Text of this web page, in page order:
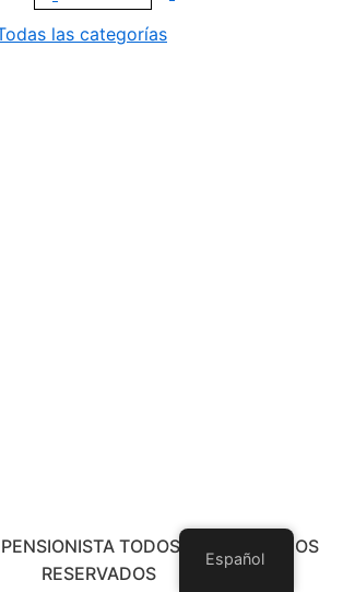
las categorías
TODOS LOS DERECHOS
RESERVADOS
Español